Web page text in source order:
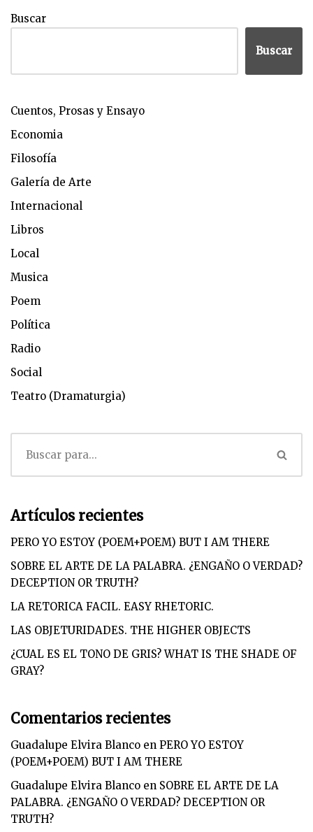
Buscar
Buscar
Cuentos, Prosas y Ensayo
Economia
Filosofía
Galería de Arte
Internacional
Libros
Local
Musica
Poem
Política
Radio
Social
Teatro (Dramaturgia)
Artículos recientes
PERO YO ESTOY (POEM+POEM) BUT I AM THERE
SOBRE EL ARTE DE LA PALABRA. ¿ENGAÑO O VERDAD?
DECEPTION OR TRUTH?
LA RETORICA FACIL. EASY RHETORIC.
LAS OBJETURIDADES. THE HIGHER OBJECTS
¿CUAL ES EL TONO DE GRIS? WHAT IS THE SHADE OF
GRAY?
Comentarios recientes
Guadalupe Elvira Blanco en PERO YO ESTOY
(POEM+POEM) BUT I AM THERE
Guadalupe Elvira Blanco en SOBRE EL ARTE DE LA
PALABRA. ¿ENGAÑO O VERDAD? DECEPTION OR
TRUTH?